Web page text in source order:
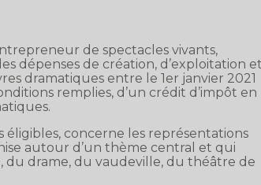
de spectacles vivants,
dépenses de création, d’exploitation et
dramatiques entre le 1er janvier 2021
remplies, d’un crédit d’impôt en
éligibles, concerne les représentations
autour d’un thème central et qui
du drame, du vaudeville, du théâtre de